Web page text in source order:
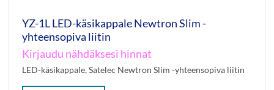
YZ-1L LED-käsikappale Newtron Slim -
yhteensopiva liitin
Kirjaudu nähdäksesi hinnat
LED-käsikappale, Satelec Newtron Slim -yhteensopiva liitin